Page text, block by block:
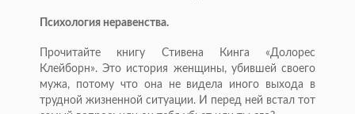
Психология неравенства.
Прочитайте книгу Стивена Кинга «Долорес
Клейборн». Это история женщины, убившей своего
мужа, потому что она не видела иного выхода в
трудной жизненной ситуации. И перед ней встал тот